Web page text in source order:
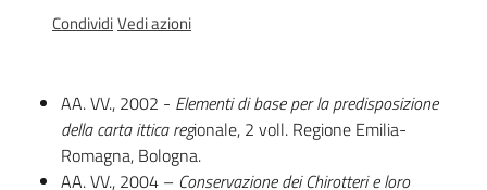
Rete
Natura
2000
CondividiVedi azioni
AA. VV., 2002 - Elementi di base per la predisposizione
della carta ittica regionale, 2 voll. Regione Emilia-
Romagna, Bologna.
AA. VV., 2004 – Conservazione dei Chirotteri e loro